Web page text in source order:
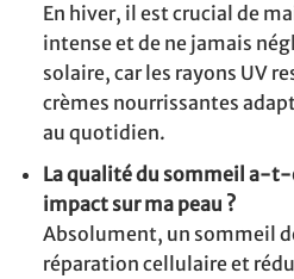
En hiver, il est crucial de
intense et de ne jamais
solaire, car les rayons UV
crèmes nourrissantes
au quotidien.
La qualité du sommeil a-
impact sur ma peau ?
Absolument, un sommeil
réparation cellulaire et